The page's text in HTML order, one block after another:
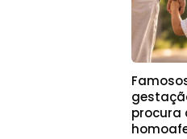
procura